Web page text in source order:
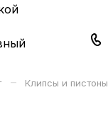
– Клипсы и пистоны